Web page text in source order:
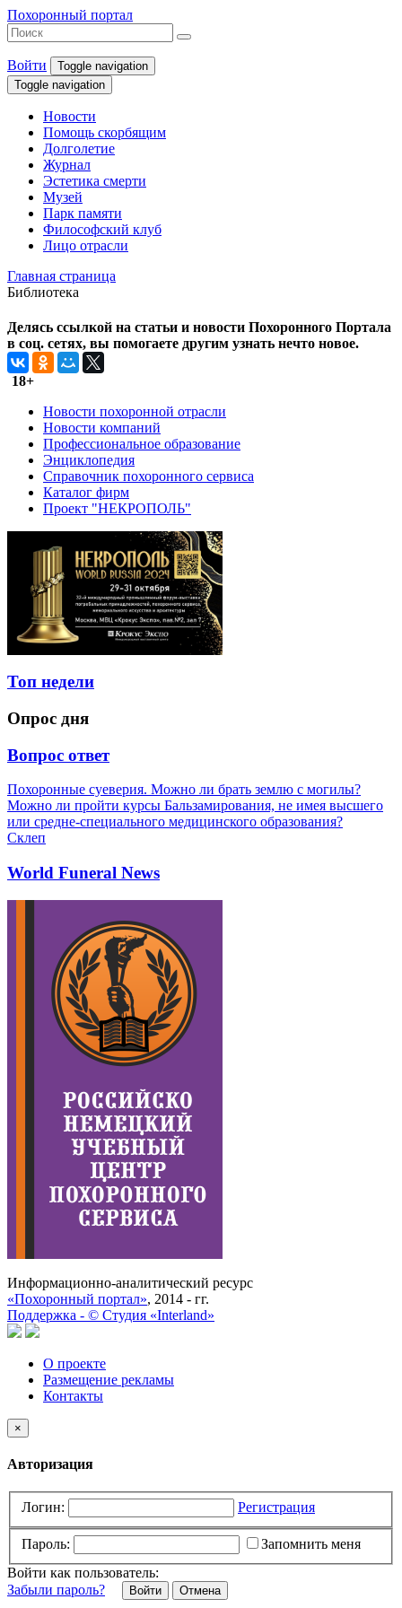
Похоронный портал
Войти
Toggle navigation
Toggle navigation
Новости
Помощь скорбящим
Долголетие
Журнал
Эстетика смерти
Музей
Парк памяти
Философский клуб
Лицо отрасли
Главная страница
Библиотека
Делясь ссылкой на статьи и новости Похоронного Портала
в соц. сетях, вы помогаете другим узнать нечто новое.
18+
Новости похоронной отрасли
Новости компаний
Профессиональное образование
Энциклопедия
Справочник похоронного сервиса
Каталог фирм
Проект "НЕКРОПОЛЬ"
Топ недели
Опрос дня
Вопрос ответ
Похоронные суеверия. Можно ли брать землю с могилы?
Можно ли пройти курсы Бальзамирования, не имея высшего
или средне-специального медицинского образования?
Склеп
World Funeral News
Информационно-аналитический ресурс
«Похоронный портал», 2014 - гг.
Поддержка - © Cтудия «Interland»
О проекте
Размещение рекламы
Контакты
×
Авторизация
Логин: Регистрация
Пароль:
Запомнить меня
Войти как пользователь:
Забыли пароль?
Отмена